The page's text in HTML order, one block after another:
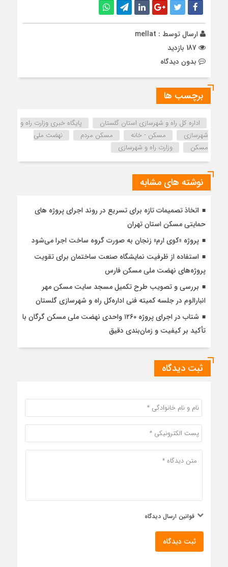
ارسال توسط : mellat
بدون دیدگاه
برچسب ها
اداره كل راه و شهرسازي استان گلستان
پایگاه خبری وزارت راه و
شهرسازی
مسکن - خانه مسکن مردم
نهضت ملی
مسکن
وزارت راه و شهرسازی
نوشته های مشابه
اتخاذ تصمیمات تازه برای تسریع در روند اجرای پروژه های
حمایتی مسکن استان تهران
پروژه «کوی ارم» زنجان به صورت گروه ساخت اجرا می‌شود
استفاده از ظرفیت نمایشگاه صنعت ساختمان برای تقویت
پروژه‌های نهضت ملی مسکن فارس
بررسی و تصویب طرح تکمیل مسجد سایت مسکن مهر
انبارالوم در جلسه کمیته فنی اداره‌کل راه و شهرسازی گلستان
شتاب در اجرای پروژه ۱۲۶۰ واحدی نهضت ملی مسکن گرگان با
تأکید بر کیفیت و زمان‌بندی دقیق
ثبت دیدگاه
قوانین ارسال دیدگاه
ثبت دیدگاه